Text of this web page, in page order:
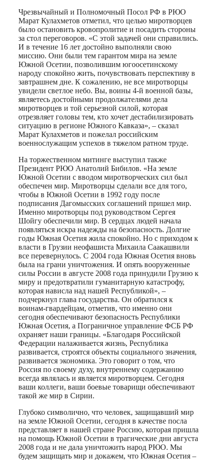
Чрезвычайный и Полномочный Посол РФ в РЮО
Марат Кулахметов отметил, что целью миротворцев
было остановить кровопролитие и посадить стороны
за стол переговоров. «С этой задачей они справились.
И в течение 16 лет достойно выполняли свою
миссию. Они были тем гарантом мира на земле
Южной Осетии, позволившим югоосетинскому
народу спокойно жить, почувствовать перспективу в
завтрашнем дне. К сожалению, не все миротворцы
увидели светлое небо. Вы, воины 4-й военной базы,
являетесь достойными продолжателями дела
миротворцев и той серьезной силой, которая
отрезвляет головы тем, кто хочет дестабилизировать
ситуацию в регионе Южного Кавказа», – сказал
Марат Кулахметов и пожелал российским
военнослужащим успехов в тяжелом ратном труде.
На торжественном митинге выступил также
Президент РЮО Анатолий Бибилов. «На земле
Южной Осетии с вводом миротворческих сил был
обеспечен мир. Миротворцы сделали все для того,
чтобы в Южной Осетии в 1992 году после
подписания Дагомысских соглашений пришел мир.
Именно миротворцы под руководством Сергея
Шойгу обеспечили мир. В сердцах людей начала
появляться искра надежды на безопасность. Долгие
годы Южная Осетия жила спокойно. Но с приходом к
власти в Грузии неофашиста Михаила Саакашвили
все перевернулось. С 2004 года Южная Осетия вновь
была на грани уничтожения. И опять вооруженные
силы России в августе 2008 года принудили Грузию к
миру и предотвратили гуманитарную катастрофу,
которая нависла над нашей Республикой», –
подчеркнул глава государства. Он обратился к
воинам-гвардейцам, отметив, что именно они
сегодня обеспечивают безопасность Республики
Южная Осетия, а Пограничное управление ФСБ РФ
охраняет наши границы. «Благодаря Российской
Федерации налаживается жизнь, Республика
развивается, строятся объекты социального значения,
развивается экономика. Это говорит о том, что
Россия по своему духу, внутреннему содержанию
всегда являлась и является миротворцем. Сегодня
ваши коллеги, ваши боевые товарищи обеспечивают
такой же мир в Сирии.
Глубоко символично, что человек, защищавший мир
на земле Южной Осетии, сегодня в качестве посла
представляет в нашей стране Россию, которая пришла
на помощь Южной Осетии в трагические дни августа
2008 года и не дала уничтожить народ РЮО. Мы
будем защищать мир и докажем, что Южная Осетия –